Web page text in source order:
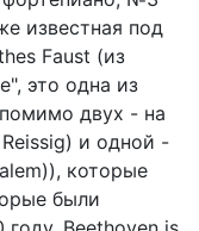
известная под
Faust (из
это одна из
двух - на
и одной -
которые
были